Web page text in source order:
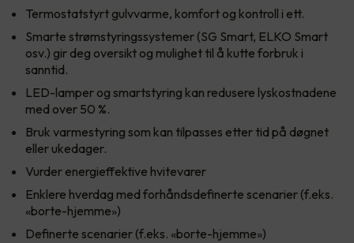
Termostatstyrt gulvvarme, komfort og kontroll i ett.
Smarte strømstyringssystemer (SG Smart, ELKO Smart
osv.) gir deg oversikt og mulighet til å kutte forbruk i
sanntid.
LED-lamper og smartstyring kan redusere lyskostnadene
med over 50 %.
Bruk varmestyring som kan tilpasses etter tid på døgnet
eller ukedager.
Vurder energieffektive hvitevarer
Enklere hverdag med forhåndsdefinerte scenarier (f.eks.
«borte-hjemme»)
Definerte scenarier (f.eks. «borte-hjemme»)